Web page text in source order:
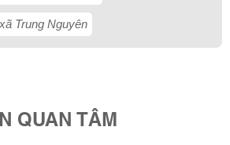
Trung Nguyên
QUAN TÂM